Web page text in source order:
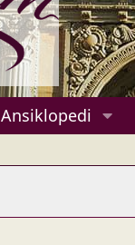
Ansiklopedi